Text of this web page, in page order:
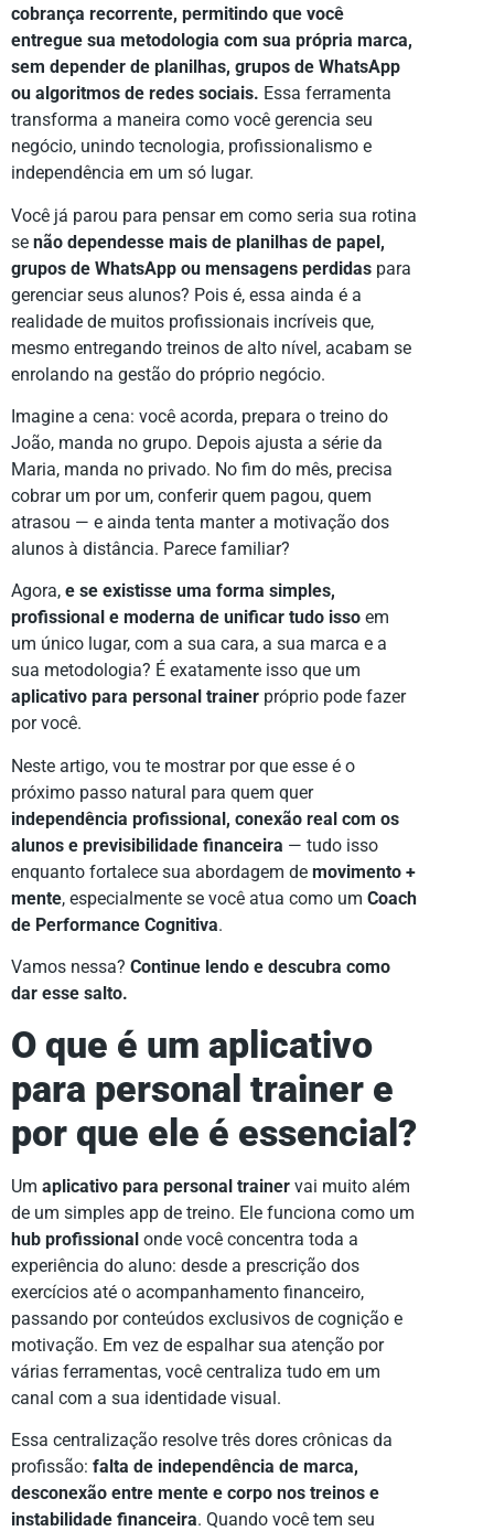
cobrança recorrente, permitindo que você
entregue sua metodologia com sua própria marca,
sem depender de planilhas, grupos de WhatsApp
ou algoritmos de redes sociais. Essa ferramenta
transforma a maneira como você gerencia seu
negócio, unindo tecnologia, profissionalismo e
independência em um só lugar.
Você já parou para pensar em como seria sua rotina
se não dependesse mais de planilhas de papel,
grupos de WhatsApp ou mensagens perdidas para
gerenciar seus alunos? Pois é, essa ainda é a
realidade de muitos profissionais incríveis que,
mesmo entregando treinos de alto nível, acabam se
enrolando na gestão do próprio negócio.
Imagine a cena: você acorda, prepara o treino do
João, manda no grupo. Depois ajusta a série da
Maria, manda no privado. No fim do mês, precisa
cobrar um por um, conferir quem pagou, quem
atrasou — e ainda tenta manter a motivação dos
alunos à distância. Parece familiar?
Agora, e se existisse uma forma simples,
profissional e moderna de unificar tudo isso em
um único lugar, com a sua cara, a sua marca e a
sua metodologia? É exatamente isso que um
aplicativo para personal trainer próprio pode fazer
por você.
Neste artigo, vou te mostrar por que esse é o
próximo passo natural para quem quer
independência profissional, conexão real com os
alunos e previsibilidade financeira — tudo isso
enquanto fortalece sua abordagem de movimento +
mente, especialmente se você atua como um Coach
de Performance Cognitiva.
Vamos nessa? Continue lendo e descubra como
dar esse salto.
O que é um aplicativo
para personal trainer e
por que ele é essencial?
Um aplicativo para personal trainer vai muito além
de um simples app de treino. Ele funciona como um
hub profissional onde você concentra toda a
experiência do aluno: desde a prescrição dos
exercícios até o acompanhamento financeiro,
passando por conteúdos exclusivos de cognição e
motivação. Em vez de espalhar sua atenção por
várias ferramentas, você centraliza tudo em um
canal com a sua identidade visual.
Essa centralização resolve três dores crônicas da
profissão: falta de independência de marca,
desconexão entre mente e corpo nos treinos e
instabilidade financeira. Quando você tem seu